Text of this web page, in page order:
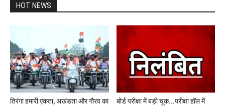
HOT NEWS
तिरंगा हमारी एकता, अखंडता और गौरव का
बोर्ड परीक्षा में बड़ी चूक...परीक्षा हॉल में